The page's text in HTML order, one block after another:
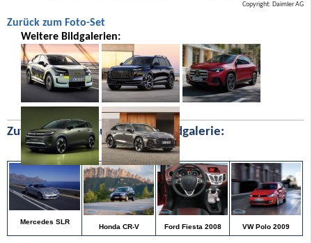
Copyright: Daimler AG
Zurück zum Foto-Set
Weitere Bildgalerien:
Zufällige Bilder aus unserer Bildgalerie:
Mercedes SLR
Honda CR-V Ford Fiesta 2008 VW Polo 2009